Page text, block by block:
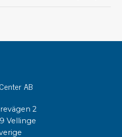
AB
2
Vellinge